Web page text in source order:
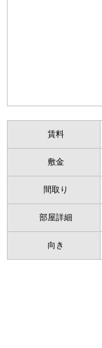
賃料
敷金
間取り
部屋詳細
向き